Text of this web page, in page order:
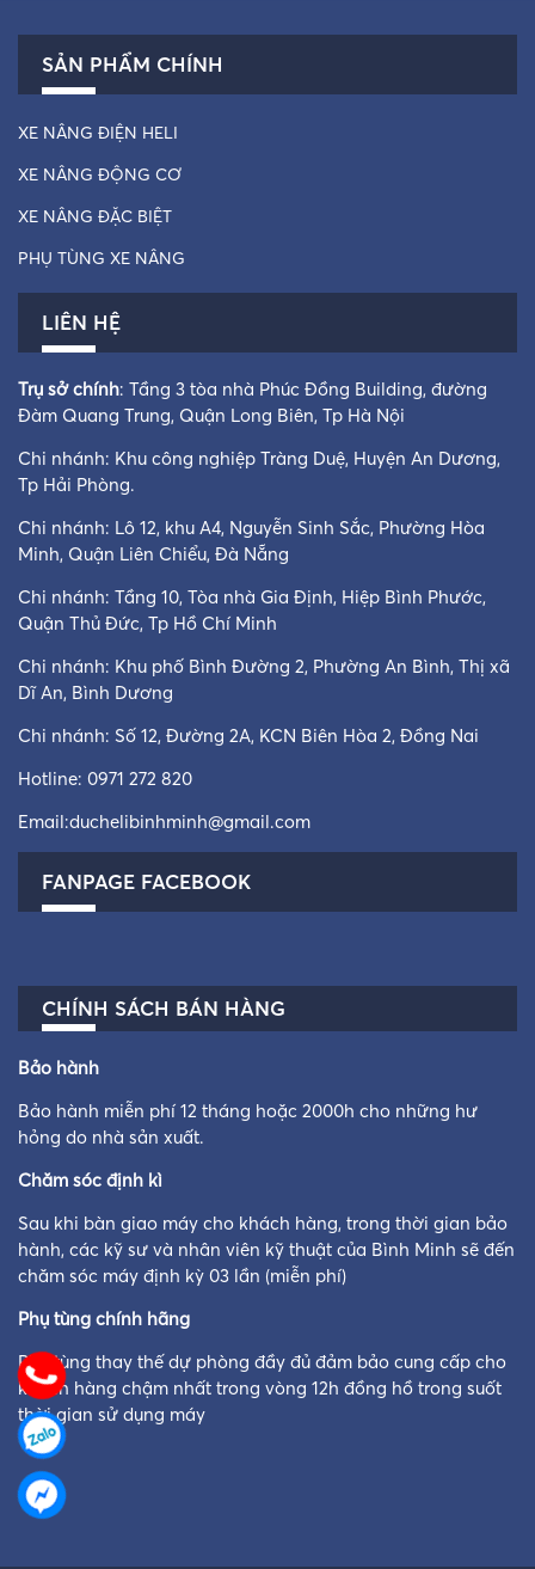
SẢN PHẨM CHÍNH
XE NÂNG ĐIỆN HELI
XE NÂNG ĐỘNG CƠ
XE NÂNG ĐẶC BIỆT
PHỤ TÙNG XE NÂNG
LIÊN HỆ
Trụ sở chính: Tầng 3 tòa nhà Phúc Đồng Building, đường
Đàm Quang Trung, Quận Long Biên, Tp Hà Nội
Chi nhánh: Khu công nghiệp Tràng Duệ, Huyện An Dương,
Tp Hải Phòng.
Chi nhánh: Lô 12, khu A4, Nguyễn Sinh Sắc, Phường Hòa
Minh, Quận Liên Chiểu, Đà Nẵng
Chi nhánh: Tầng 10, Tòa nhà Gia Định, Hiệp Bình Phước,
Quận Thủ Đức, Tp Hồ Chí Minh
Chi nhánh: Khu phố Bình Đường 2, Phường An Bình, Thị xã
Dĩ An, Bình Dương
Chi nhánh: Số 12, Đường 2A, KCN Biên Hòa 2, Đồng Nai
Hotline: 0971 272 820
Email:duchelibinhminh@gmail.com
FANPAGE FACEBOOK
CHÍNH SÁCH BÁN HÀNG
Bảo hành
Bảo hành miễn phí 12 tháng hoặc 2000h cho những hư
hỏng do nhà sản xuất.
Chăm sóc định kì
Sau khi bàn giao máy cho khách hàng, trong thời gian bảo
hành, các kỹ sư và nhân viên kỹ thuật của Bình Minh sẽ đến
chăm sóc máy định kỳ 03 lần (miễn phí)
Phụ tùng chính hãng
Phụ tùng thay thế dự phòng đầy đủ đảm bảo cung cấp cho
khách hàng chậm nhất trong vòng 12h đồng hồ trong suốt
thời gian sử dụng máy